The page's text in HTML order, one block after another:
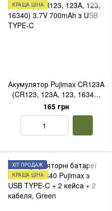
КРАЩА ЦІНА
Акумулятор Pujimax CR123A
(CR123, 123A, 123, 16340)
3.7V 700mAh з USB TYPE-C
165 грн
ХІТ ПРОДАЖ
КРАЩА ЦІНА